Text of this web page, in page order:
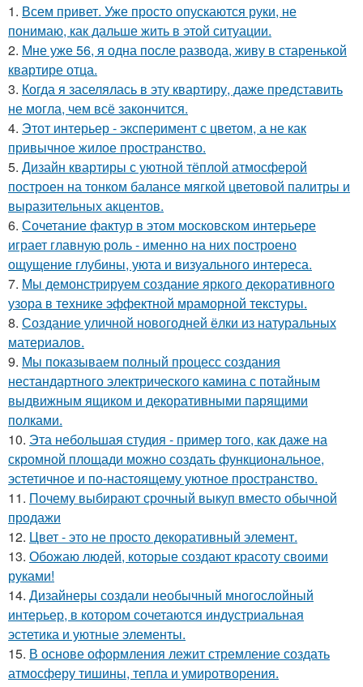
1. Всем привет. Уже просто опускаются руки, не
понимаю, как дальше жить в этой ситуации.
2. Мне уже 56, я одна после развода, живу в старенькой
квартире отца.
3. Когда я заселялась в эту квартиру, даже представить
не могла, чем всё закончится.
4. Этот интерьер - эксперимент с цветом, а не как
привычное жилое пространство.
5. Дизайн квартиры с уютной тёплой атмосферой
построен на тонком балансе мягкой цветовой палитры и
выразительных акцентов.
6. Сочетание фактур в этом московском интерьере
играет главную роль - именно на них построено
ощущение глубины, уюта и визуального интереса.
7. Мы демонстрируем создание яркого декоративного
узора в технике эффектной мраморной текстуры.
8. Создание уличной новогодней ёлки из натуральных
материалов.
9. Мы показываем полный процесс создания
нестандартного электрического камина с потайным
выдвижным ящиком и декоративными парящими
полками.
10. Эта небольшая студия - пример того, как даже на
скромной площади можно создать функциональное,
эстетичное и по-настоящему уютное пространство.
11. Почему выбирают срочный выкуп вместо обычной
продажи
12. Цвет - это не просто декоративный элемент.
13. Обожаю людей, которые создают красоту своими
руками!
14. Дизайнеры создали необычный многослойный
интерьер, в котором сочетаются индустриальная
эстетика и уютные элементы.
15. В основе оформления лежит стремление создать
атмосферу тишины, тепла и умиротворения.